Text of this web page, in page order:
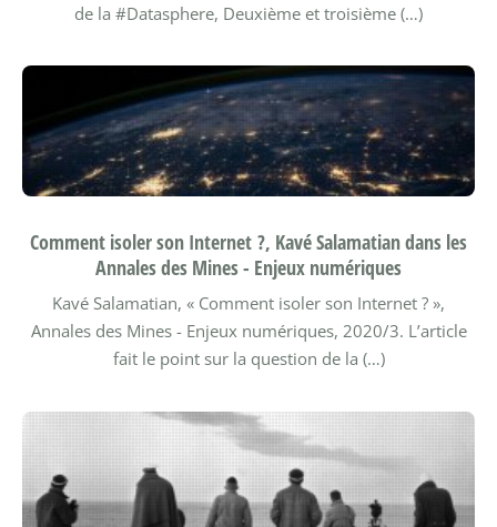
de la #Datasphere, Deuxième et troisième (…)
Comment isoler son Internet ?, Kavé Salamatian dans les
Annales des Mines - Enjeux numériques
Kavé Salamatian, « Comment isoler son Internet ? »,
Annales des Mines - Enjeux numériques, 2020/3. L’article
fait le point sur la question de la (…)